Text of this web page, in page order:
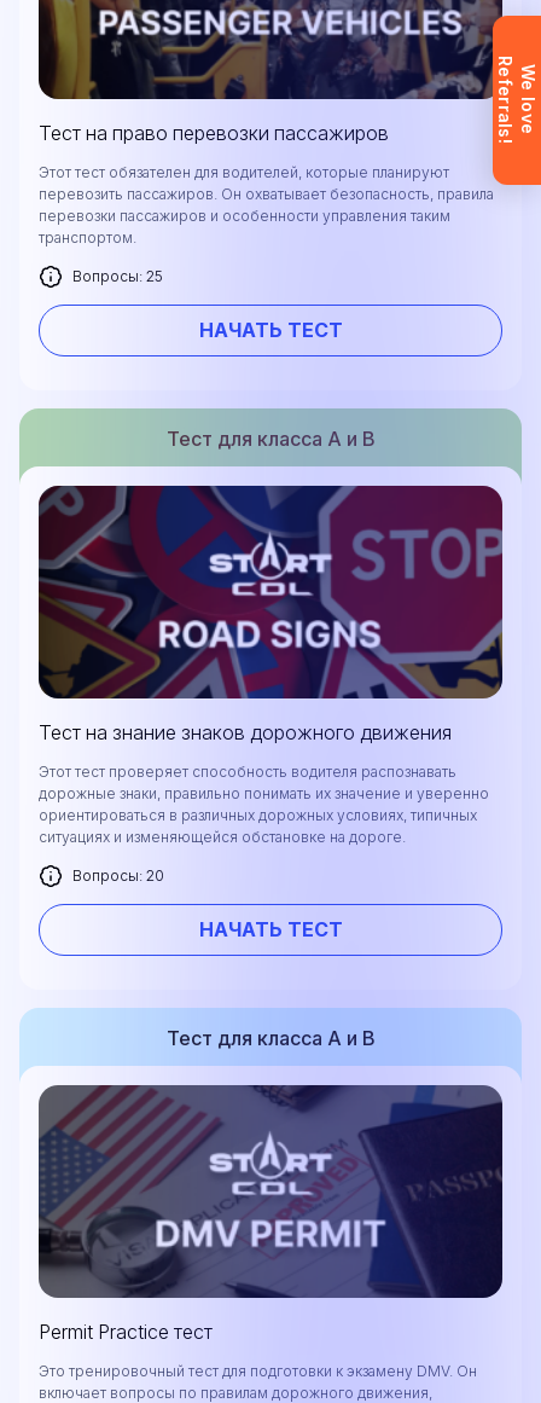
Тест на право перевозки пассажиров
Этот тест обязателен для водителей, которые планируют
перевозить пассажиров. Он охватывает безопасность, правила
перевозки пассажиров и особенности управления таким
транспортом.
Вопросы: 25
НАЧАТЬ ТЕСТ
Тест для класса А и В
Тест на знание знаков дорожного движения
Этот тест проверяет способность водителя распознавать
дорожные знаки, правильно понимать их значение и уверенно
ориентироваться в различных дорожных условиях, типичных
ситуациях и изменяющейся обстановке на дороге.
Вопросы: 20
НАЧАТЬ ТЕСТ
Тест для класса А и В
Permit Practice тест
Это тренировочный тест для подготовки к экзамену DMV. Он
включает вопросы по правилам дорожного движения,
Запрос отправлен
Заявка отправлена. Мы скоро
свяжемся с вами, чтобы ответить на
все вопросы.
Не хотите ждать?
Зарегистрируйтесь и сразу
получите доступ (после
подтверждения почты).
W
e
l
o
v
e
Re
f
e
r
r
a
l
s
!